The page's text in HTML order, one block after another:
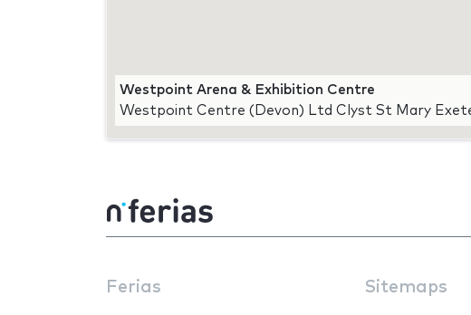
Westpoint Arena & Exhibition Centre
Westpoint Centre (Devon) Ltd Clyst St Mary
Ferias Sitemaps